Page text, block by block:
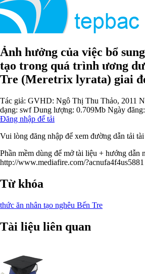
Ảnh hưởng của việc bổ
tạo trong quá trình ương
Tre (Meretrix lyrata) giai
Tác giả: GVHD: Ngô Thị Thu Thảo, 2011
dạng: swf Dung lượng: 0.709Mb Ngày
Đăng nhập để tải
Vui lòng đăng nhập để xem đường dẫn tải
Phần mềm dùng để mở tài liệu + hướng dẫn
http://www.mediafire.com/?acnufa4f4us5881
Từ khóa
thức ăn nhân tạo nghêu Bến Tre
Tài liệu liên quan